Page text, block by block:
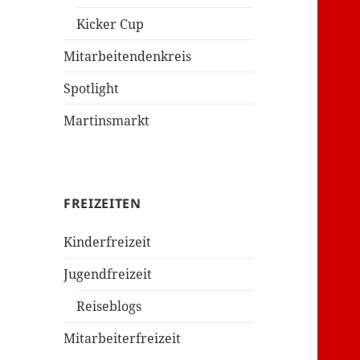
Kicker Cup
Mitarbeitendenkreis
Spotlight
Martinsmarkt
FREIZEITEN
Kinderfreizeit
Jugendfreizeit
Reiseblogs
Mitarbeiterfreizeit